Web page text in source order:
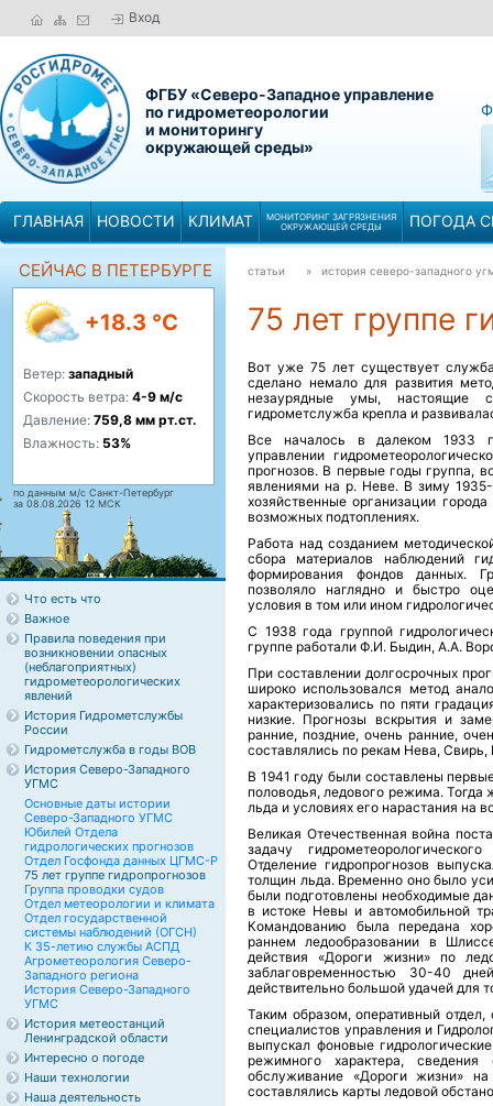
Вход
ФГБУ «Северо-Западное управление
по гидрометеорологии
и мониторингу
окружающей среды»
ГЛАВНАЯ НОВОСТИ КЛИМАТ
МОНИТОРИНГ ЗАГРЯЗНЕНИЯ
ОКРУЖАЮЩЕЙ СРЕДЫ
ПОГОДА
СЕЙЧАС В ПЕТЕРБУРГЕ
+18.3 °C
Ветер: западный
Скорость ветра: 4-9 м/с
Давление: 759,8 мм рт.ст.
Влажность: 53%
по данным м/с Санкт-Петербург
за 08.08.2026 12 МСК
Что есть что
Важное
Правила поведения при
возникновении опасных
(неблагоприятных)
гидрометеорологических
явлений
История Гидрометслужбы
России
Гидрометслужба в годы ВОВ
История Северо-Западного
УГМС
Основные даты истории
Северо-Западного УГМС
Юбилей Отдела
гидрологических прогнозов
Отдел Госфонда данных ЦГМС-Р
75 лет группе гидропрогнозов
Группа проводки судов
Отдел метеорологии и климата
Отдел государственной
системы наблюдений (ОГСН)
К 35-летию службы АСПД
Агрометеорология Северо-
Западного региона
История Северо-Западного
УГМС
История метеостанций
Ленинградской области
Интересно о погоде
Наши технологии
Наша деятельность
статьи » история северо-западного
75 лет группе
Вот уже 75 лет существует
сделано немало для развития
незаурядные умы, настоящие
гидрометслужба крепла и
Все началось в далеком 1933
управлении
прогнозов. В первые годы группа,
явлениями на р. Неве. В зиму
хозяйственные организации
возможных подтоплениях.
Работа над созданием
сбора материалов наблюдений
формирования фондов данных.
позволяло наглядно и быстро
условия в том или ином
С 1938 года группой
группе работали Ф.И. Быдин, А.А.
При составлении долгосрочных
широко использовался метод
характеризовались по пяти
низкие. Прогнозы вскрытия и
ранние, поздние, очень ранние,
составлялись по рекам Нева, Свирь,
В 1941 году были составлены
половодья, ледового режима.
льда и условиях его нарастания на
Великая Отечественная война
задачу
Отделение гидропрогнозов
толщин льда. Временно оно было
были подготовлены необходимые
в истоке Невы и автомобильной
Командованию была передана
раннем ледообразовании в
действия «Дороги жизни» по
заблаговременностью 30-40
действительно большой удачей для
Таким образом, оперативный
специалистов управления и
выпускал фоновые
режимного характера,
обслуживание «Дороги жизни»
составлялись карты ледовой